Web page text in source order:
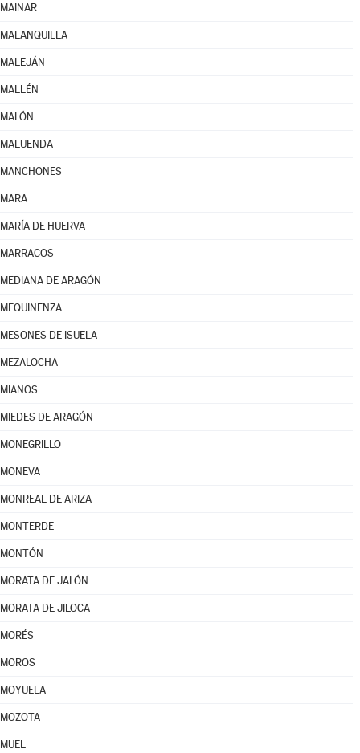
MAINAR
MALANQUILLA
MALEJÁN
MALLÉN
MALÓN
MALUENDA
MANCHONES
MARA
MARÍA DE HUERVA
MARRACOS
MEDIANA DE ARAGÓN
MEQUINENZA
MESONES DE ISUELA
MEZALOCHA
MIANOS
MIEDES DE ARAGÓN
MONEGRILLO
MONEVA
MONREAL DE ARIZA
MONTERDE
MONTÓN
MORATA DE JALÓN
MORATA DE JILOCA
MORÉS
MOROS
MOYUELA
MOZOTA
MUEL